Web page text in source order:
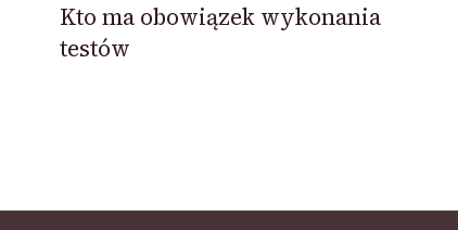
Kto ma obowiązek wykonania
testów